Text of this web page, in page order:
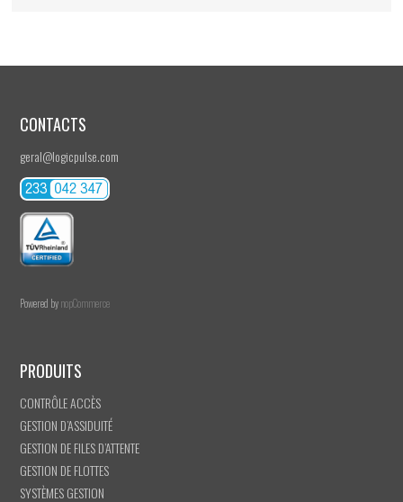
CONTACTS
geral@logicpulse.com
Powered bynopCommerce
PRODUITS
CONTRÔLE ACCÈS
GESTION D’ASSIDUITÉ
GESTION DE FILES D’ATTENTE
GESTION DE FLOTTES
SYSTÈMES GESTION